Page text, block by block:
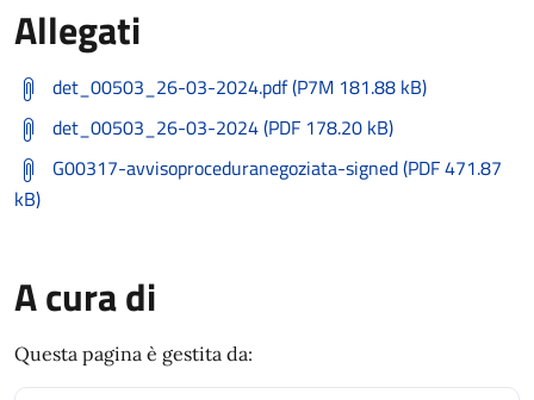
Allegati
det_00503_26-03-2024.pdf (P7M 181.88 kB)
det_00503_26-03-2024 (PDF 178.20 kB)
G00317-avvisoproceduranegoziata-signed (PDF 471.87
kB)
A cura di
Questa pagina è gestita da: